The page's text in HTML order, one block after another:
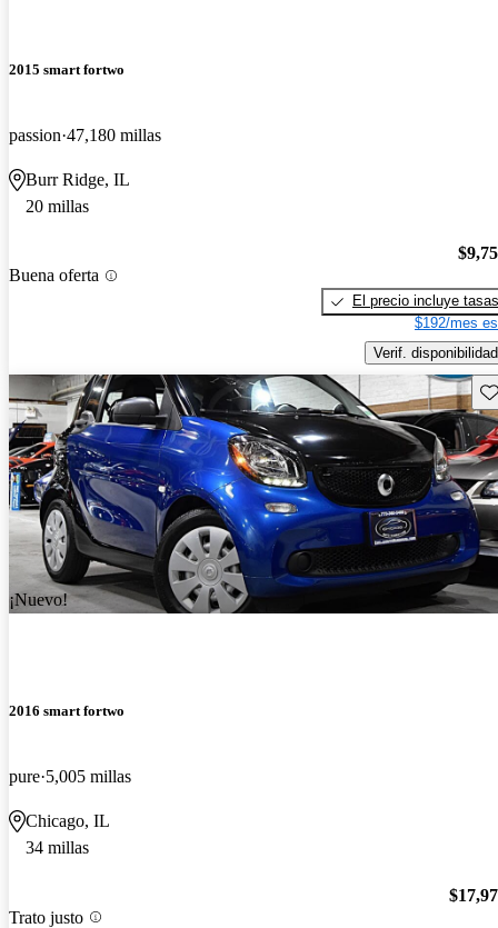
2015 smart fortwo
passion 47,180 millas
Burr Ridge, IL
20 millas
Buena oferta
El precio incluye tasas
$192/mes
Verif. disponibilidad
¡Nuevo!
2016 smart fortwo
pure 5,005 millas
Chicago, IL
34 millas
Trato justo